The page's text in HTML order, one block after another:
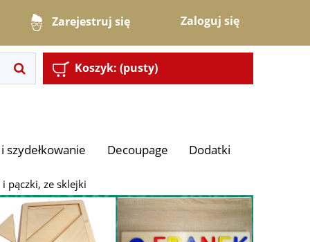
Zarejestruj się Zaloguj się
Koszyk: (pusty)
szydełkowanie Decoupage Dodatki
pączki, ze sklejki